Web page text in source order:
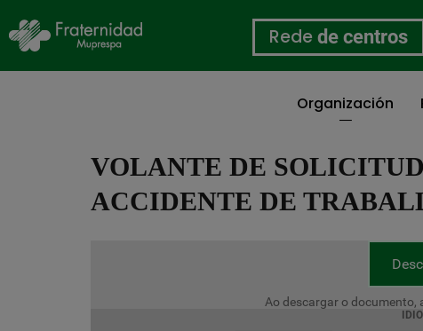
Rede de centros
Organización
VOLANTE DE
ACCIDENTE DE
Ao descargar o documento,